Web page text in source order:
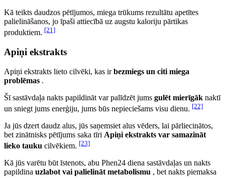
Kā teikts daudzos pētījumos, miega trūkums rezultātu apetītes
palielināšanos, jo īpaši attiecībā uz augstu kaloriju pārtikas
produktiem. [21]
Apiņi ekstrakts
Apiņi ekstrakts lieto cilvēki, kas irbezmiegs un citi miega
problēmas .
Šī sastāvdaļa nakts papildināt var palīdzēt jums gulēt mierīgāk naktī
un sniegt jums enerģiju, jums būs nepieciešams visu dienu. [22]
Ja jūs dzert daudz alus, jūs saņemsiet alus vēders, lai pārliecinātos,
bet zinātnisks pētījums saka tīri Apiņi ekstrakts var samazināt
lieko tauku cilvēkiem. [23]
Kā jūs varētu būt īstenots, abu Phen24 diena sastāvdaļas un nakts
papildina uzlabot vai palielināt metabolismu , bet nakts piemaksa